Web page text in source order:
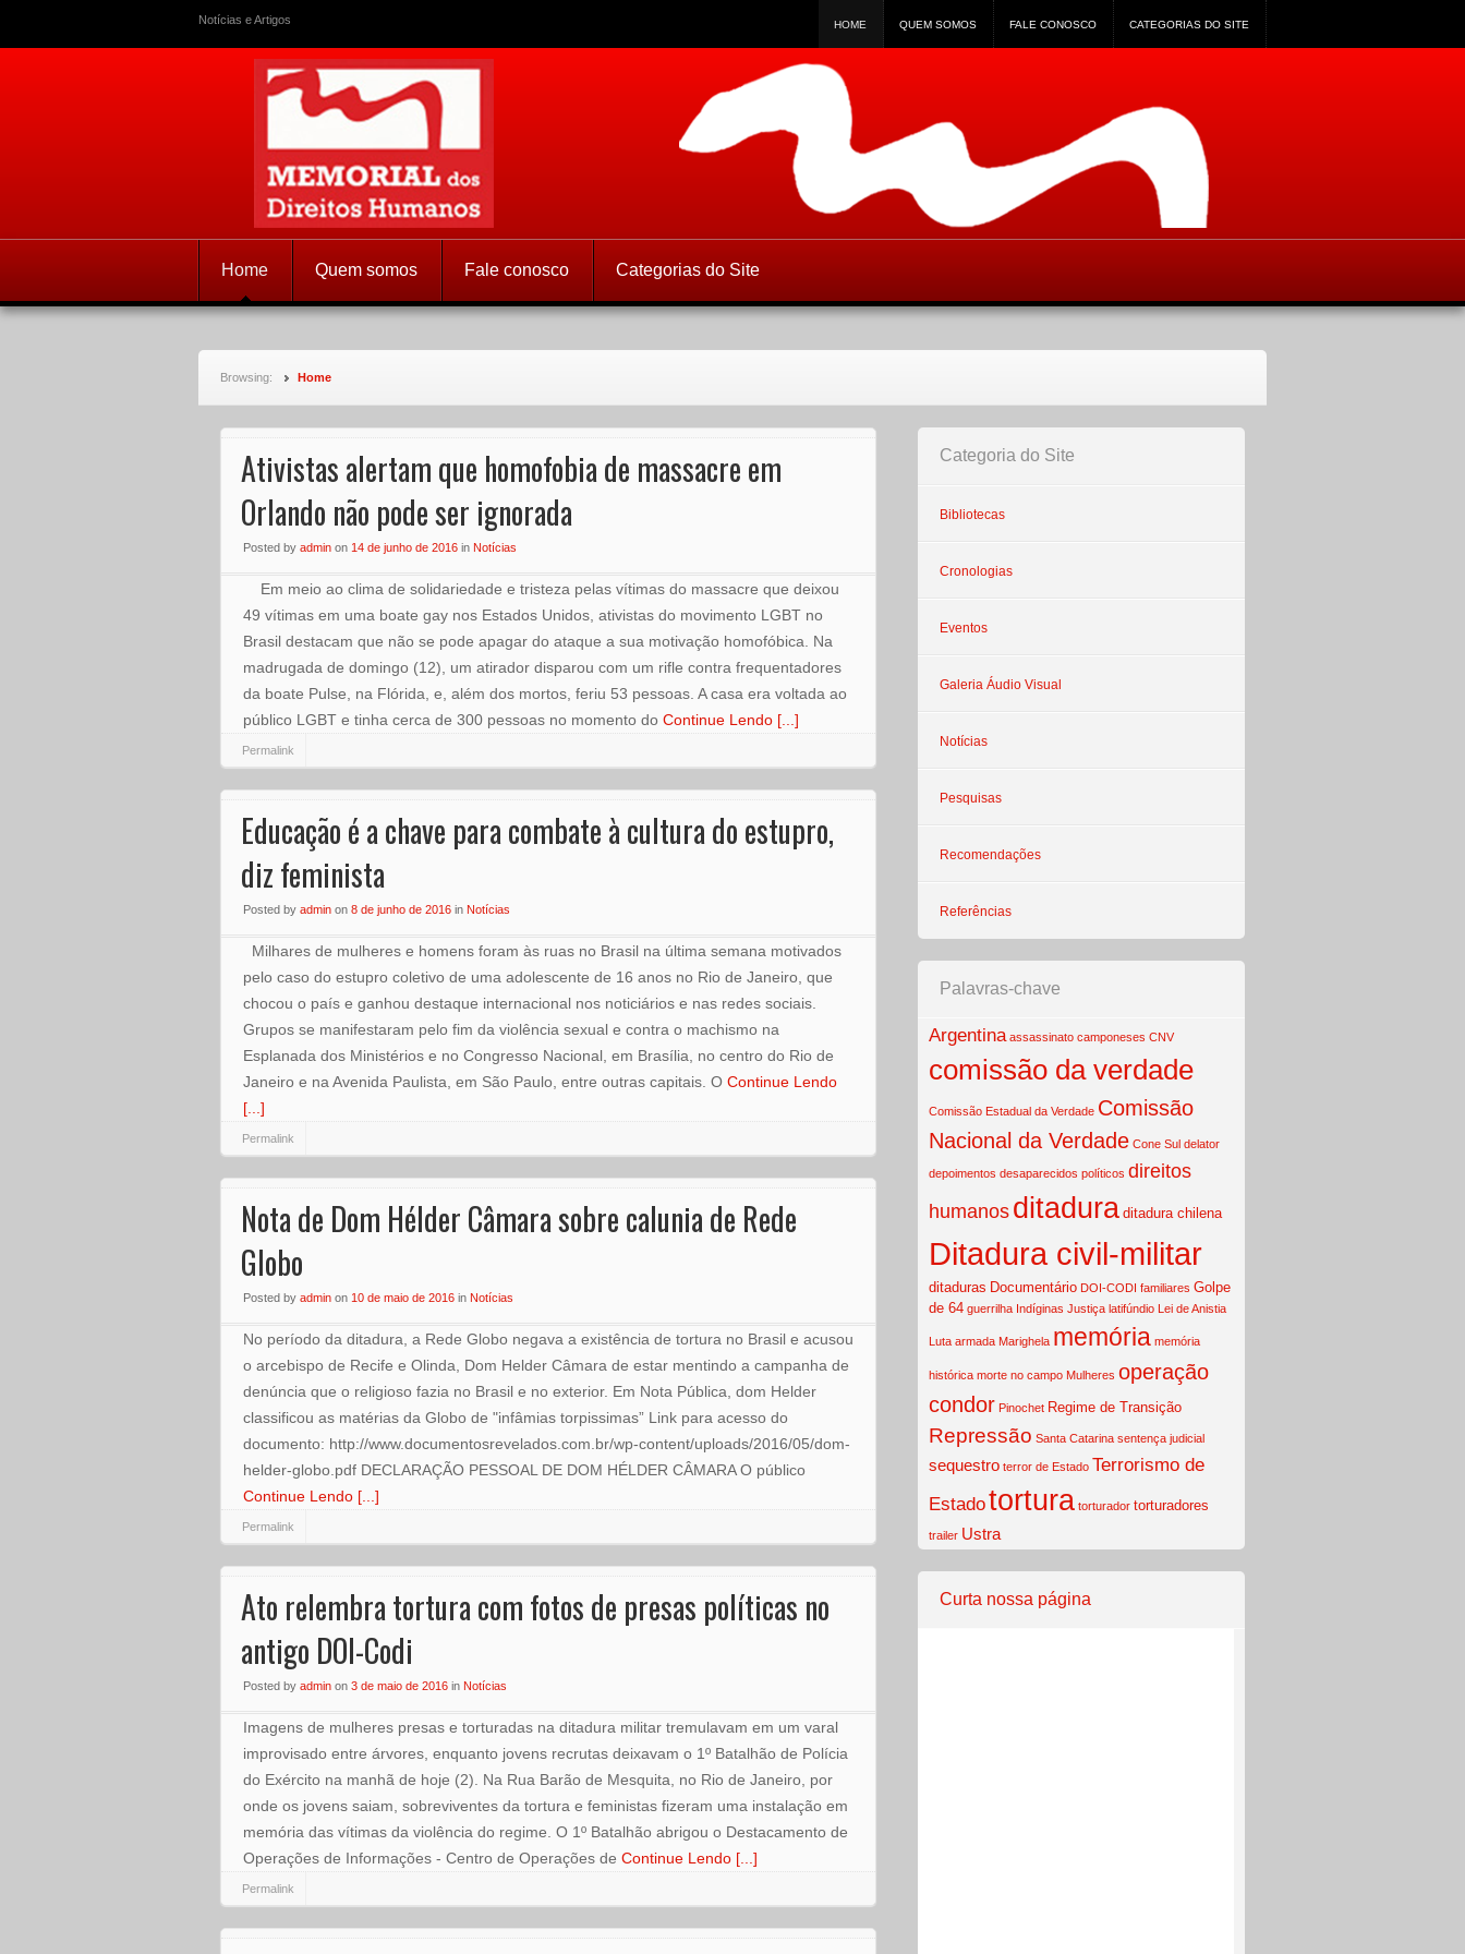
Notícias e Artigos HOME QUEM SOMOS FALE CONOSCO CATEGORIAS DO SITE
Memorial dos Direitos Humanos
Home Quem somos Fale conosco Categorias do Site
Browsing: Home
Ativistas alertam que homofobia de massacre em
Orlando não pode ser ignorada
Posted by admin on 14 de junho de 2016 in Notícias
Em meio ao clima de solidariedade e tristeza pelas vítimas do massacre que deixou
49 vítimas em uma boate gay nos Estados Unidos, ativistas do movimento LGBT no
Brasil destacam que não se pode apagar do ataque a sua motivação homofóbica. Na
madrugada de domingo (12), um atirador disparou com um rifle contra frequentadores
da boate Pulse, na Flórida, e, além dos mortos, feriu 53 pessoas. A casa era voltada ao
público LGBT e tinha cerca de 300 pessoas no momento do Continue Lendo [...]
Permalink
Educação é a chave para combate à cultura do estupro,
diz feminista
Posted by admin on 8 de junho de 2016 in Notícias
Milhares de mulheres e homens foram às ruas no Brasil na última semana motivados
pelo caso do estupro coletivo de uma adolescente de 16 anos no Rio de Janeiro, que
chocou o país e ganhou destaque internacional nos noticiários e nas redes sociais.
Grupos se manifestaram pelo fim da violência sexual e contra o machismo na
Esplanada dos Ministérios e no Congresso Nacional, em Brasília, no centro do Rio de
Janeiro e na Avenida Paulista, em São Paulo, entre outras capitais. O Continue Lendo
[...]
Permalink
Nota de Dom Hélder Câmara sobre calunia de Rede
Globo
Posted by admin on 10 de maio de 2016 in Notícias
No período da ditadura, a Rede Globo negava a existência de tortura no Brasil e acusou
o arcebispo de Recife e Olinda, Dom Helder Câmara de estar mentindo a campanha de
denúncia que o religioso fazia no Brasil e no exterior. Em Nota Pública, dom Helder
classificou as matérias da Globo de "infâmias torpissimas” Link para acesso do
documento: http://www.documentosrevelados.com.br/wp-content/uploads/2016/05/dom-
helder-globo.pdf DECLARAÇÃO PESSOAL DE DOM HÉLDER CÂMARA O público
Continue Lendo [...]
Permalink
Ato relembra tortura com fotos de presas políticas no
antigo DOI-Codi
Posted by admin on 3 de maio de 2016 in Notícias
Imagens de mulheres presas e torturadas na ditadura militar tremulavam em um varal
improvisado entre árvores, enquanto jovens recrutas deixavam o 1º Batalhão de Polícia
do Exército na manhã de hoje (2). Na Rua Barão de Mesquita, no Rio de Janeiro, por
onde os jovens saiam, sobreviventes da tortura e feministas fizeram uma instalação em
memória das vítimas da violência do regime. O 1º Batalhão abrigou o Destacamento de
Operações de Informações - Centro de Operações de Continue Lendo [...]
Permalink
Categoria do Site
Bibliotecas
Cronologias
Eventos
Galeria Áudio Visual
Notícias
Pesquisas
Recomendações
Referências
Palavras-chave
Argentina assassinato camponeses CNV
comissão da verdade
Comissão Estadual da Verdade Comissão
Nacional da Verdade Cone Sul delator
depoimentos desaparecidos políticos direitos
humanos ditadura ditadura chilena
Ditadura civil-militar
ditaduras Documentário DOI-CODI familiares Golpe
de 64 guerrilha Indíginas Justiça latifúndio Lei de Anistia
Luta armada Marighela memória memória
histórica morte no campo Mulheres operação
condor Pinochet Regime de Transição
Repressão Santa Catarina sentença judicial
sequestro terror de Estado Terrorismo de
Estadotortura torturador torturadores
trailer Ustra
Curta nossa página